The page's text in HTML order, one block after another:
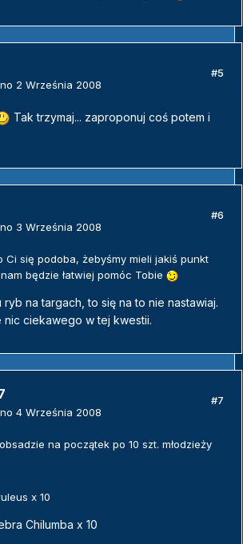
2 Września 2008
#5
Tak trzymaj... zaproponuj coś potem i
3 Września 2008
#6
Ci się podoba, żebyśmy mieli jakiś punkt
będzie łatwiej pomóc Tobie
na targach, to się na to nie nastawiaj.
ciekawego w tej kwestii.
4 Września 2008
#7
na początek po 10 szt. młodzieży
x 10
Chilumba x 10